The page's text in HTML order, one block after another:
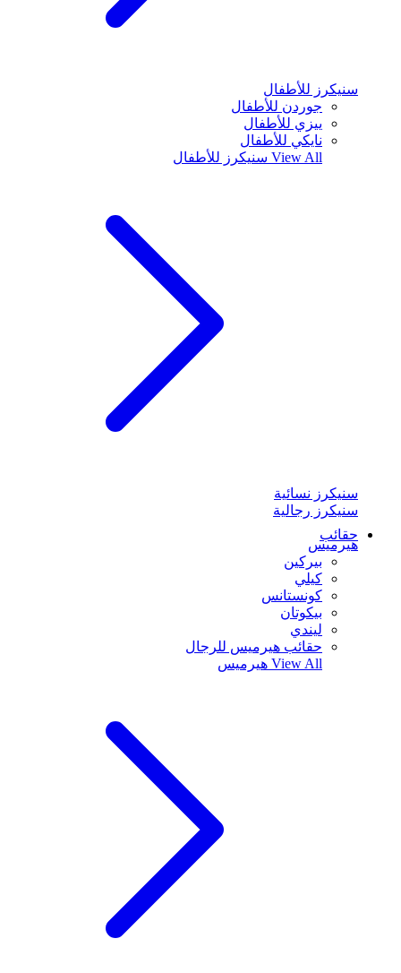
سنيكرز للأطفال
جوردن للأطفال
ييزي للأطفال
نايكي للأطفال
View All سنيكرز للأطفال
سنيكرز نسائية
سنيكرز رجالية
حقائب
هيرميس
بيركين
كيلي
كونستانس
بيكوتان
ليندي
حقائب هيرميس للرجال
View All هيرميس